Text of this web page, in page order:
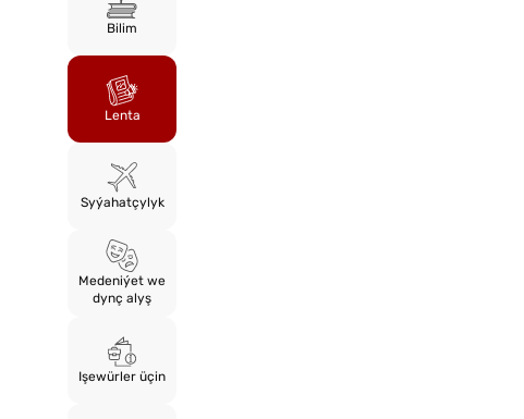
Bilim
Lenta
Syýahatçylyk
Medeniýet we
dynç alyş
Işewürler üçin